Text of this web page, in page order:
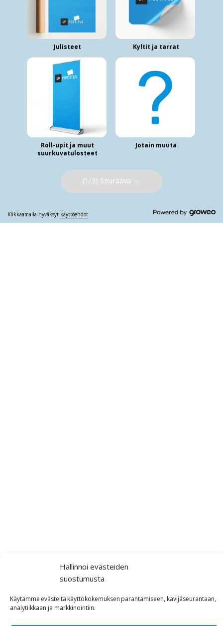
Hallinnoi evästeiden
suostumusta
Käytämme evästeitä käyttökokemuksen parantamiseen, kävijäseurantaan,
analytiikkaan ja markkinointiin.